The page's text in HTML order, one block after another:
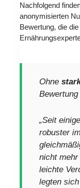
Nachfolgend
anonymisierten
Bewertung, die
Ohne
„Seit
robuster
nicht
leichte
legten